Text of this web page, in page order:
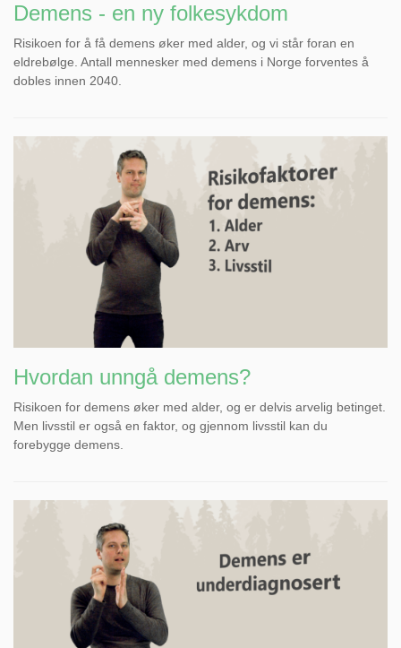
Demens - en ny folkesykdom
Risikoen for å få demens øker med alder, og vi står foran en
eldrebølge. Antall mennesker med demens i Norge forventes å
dobles innen 2040.
Hvordan unngå demens?
Risikoen for demens øker med alder, og er delvis arvelig betinget.
Men livsstil er også en faktor, og gjennom livsstil kan du
forebygge demens.